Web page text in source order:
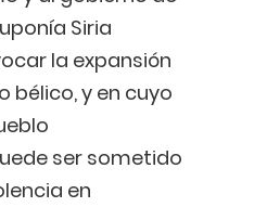
Siria
la expansión
bélico, y en cuyo
ser sometido
en